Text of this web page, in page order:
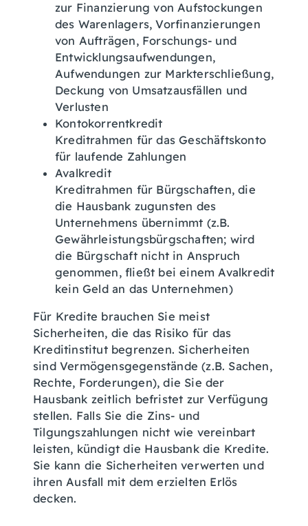
zur Finanzierung von Aufstockungen
des Warenlagers, Vorfinanzierungen
von Aufträgen, Forschungs- und
Entwicklungsaufwendungen,
Aufwendungen zur Markterschließung,
Deckung von Umsatzausfällen und
Verlusten
Kontokorrentkredit
Kreditrahmen für das Geschäftskonto
für laufende Zahlungen
Avalkredit
Kreditrahmen für Bürgschaften, die
die Hausbank zugunsten des
Unternehmens übernimmt (z.B.
Gewährleistungsbürgschaften; wird
die Bürgschaft nicht in Anspruch
genommen, fließt bei einem Avalkredit
kein Geld an das Unternehmen)
Für Kredite brauchen Sie meist
Sicherheiten, die das Risiko für das
Kreditinstitut begrenzen. Sicherheiten
sind Vermögensgegenstände (z.B. Sachen,
Rechte, Forderungen), die Sie der
Hausbank zeitlich befristet zur Verfügung
stellen. Falls Sie die Zins- und
Tilgungszahlungen nicht wie vereinbart
leisten, kündigt die Hausbank die Kredite.
Sie kann die Sicherheiten verwerten und
ihren Ausfall mit dem erzielten Erlös
decken.